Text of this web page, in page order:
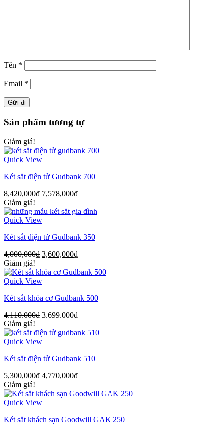
Tên *
Email *
Sản phẩm tương tự
Giảm giá!
Quick View
Két sắt điện tử Gudbank 700
8,420,000₫ 7,578,000₫
Giảm giá!
Quick View
Két sắt điện tử Gudbank 350
4,000,000₫ 3,600,000₫
Giảm giá!
Quick View
Két sắt khóa cơ Gudbank 500
4,110,000₫ 3,699,000₫
Giảm giá!
Quick View
Két sắt điện tử Gudbank 510
5,300,000₫ 4,770,000₫
Giảm giá!
Quick View
Két sắt khách sạn Goodwill GAK 250